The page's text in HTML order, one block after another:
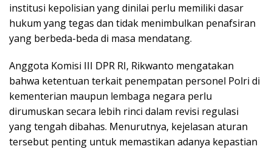
institusi kepolisian yang dinilai perlu memiliki dasar
hukum yang tegas dan tidak menimbulkan penafsiran
yang berbeda-beda di masa mendatang.
Anggota Komisi III DPR RI, Rikwanto mengatakan
bahwa ketentuan terkait penempatan personel Polri di
kementerian maupun lembaga negara perlu
dirumuskan secara lebih rinci dalam revisi regulasi
yang tengah dibahas. Menurutnya, kejelasan aturan
tersebut penting untuk memastikan adanya kepastian